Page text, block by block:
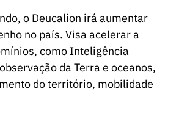
o Deucalion irá aumentar
no país. Visa acelerar a
como Inteligência
da Terra e oceanos,
do território, mobilidade